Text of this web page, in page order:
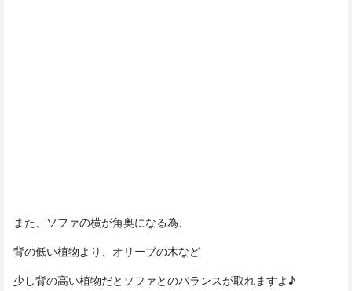
また、ソファの横が角奥になる為、
背の低い植物より、オリーブの木など
少し背の高い植物だとソファとのバランスが取れますよ♪